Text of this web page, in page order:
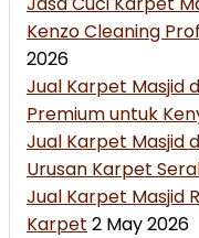
Kenzo Cleaning
2026
Jual Karpet Masjid
Premium untuk
Jual Karpet Masjid
Urusan Karpet
Jual Karpet Masjid
Karpet 2 May 2026